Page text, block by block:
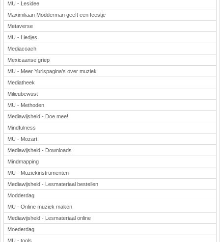
MU - Lesidee
Maximiliaan Modderman geeft een feestje
Metaverse
MU - Liedjes
Mediacoach
Mexicaanse griep
MU - Meer Yurlspagina's over muziek
Mediatheek
Milieubewust
MU - Methoden
Mediawijsheid - Doe mee!
Mindfulness
MU - Mozart
Mediawijsheid - Downloads
Mindmapping
MU - Muziekinstrumenten
Mediawijsheid - Lesmateriaal bestellen
Modderdag
MU - Online muziek maken
Mediawijsheid - Lesmateriaal online
Moederdag
MU - tools